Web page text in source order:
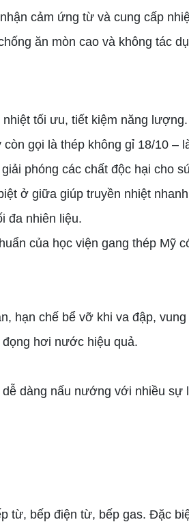
cảm ứng từ và cung cấp
ăn mòn cao và không tác
tối ưu, tiết kiệm năng lượng.
gọi là thép không gỉ 18/10 –
phóng các chất độc hại cho
ở giữa giúp truyền nhiệt
đa nhiên liệu.
của học viện gang thép Mỹ
hạn chế bể vỡ khi va đập,
hơi nước hiệu quả.
dàng nấu nướng với nhiều sự
từ, bếp điện từ, bếp gas. Đặc